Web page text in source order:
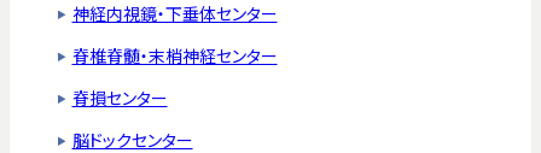
神経内視鏡・下垂体センター
脊椎脊髄・末梢神経センター
脊損センター
脳ドックセンター